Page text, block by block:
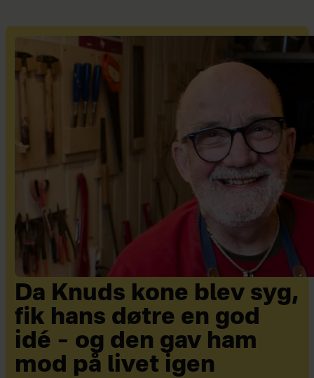
Da Knuds kone blev syg,
fik hans døtre en god
idé – og den gav ham
mod på livet igen